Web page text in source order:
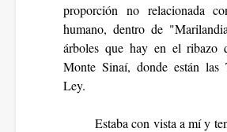
proporción no relacionada
humano, dentro de
árboles que hay en el ribazo
Monte Sinaí, donde están las
Ley.
Estaba con vista a mí y